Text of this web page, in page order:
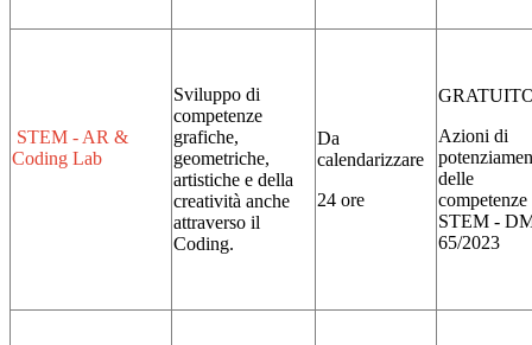
STEM - AR &
Coding Lab
Sviluppo di
competenze
grafiche,
geometriche,
artistiche e della
creatività anche
attraverso il
Coding.
Da
calendarizzare
24 ore
Azioni di
delle
competenze
STEM -
65/2023